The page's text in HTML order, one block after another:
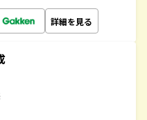
詳細を見る